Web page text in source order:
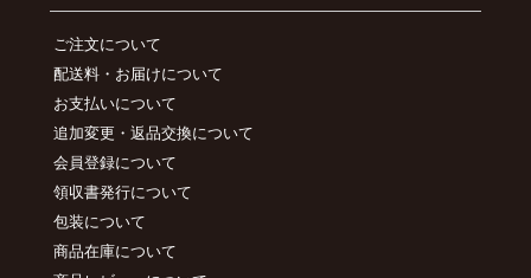
ご注文について
配送料・お届けについて
お支払いについて
追加変更・返品交換について
会員登録について
領収書発行について
包装について
商品在庫について